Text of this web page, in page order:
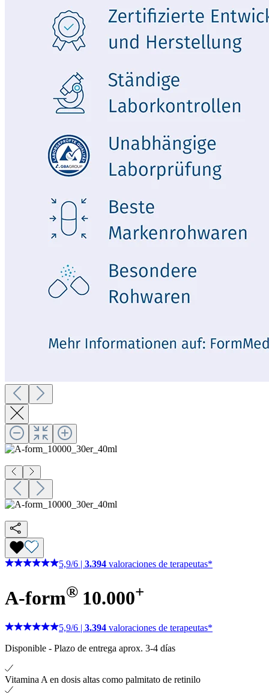
5,9/6 3.394 valoraciones de terapeutas*
A-form® 10.000+
5,9/6 | 3.394 valoraciones de terapeutas*
Disponible - Plazo de entrega aprox. 3-4 días
Vitamina A en dosis altas como palmitato de retinilo